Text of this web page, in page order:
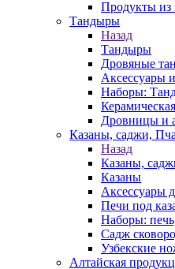
Продукты
Тандыры
Назад
Тандыры
Дровяные
Аксессуары
Наборы:
Дровницы и
Казаны, саджи,
Назад
Казаны,
Казаны
Аксессуары
Печи под
Наборы:
Садж
Узбекские
Алтайская